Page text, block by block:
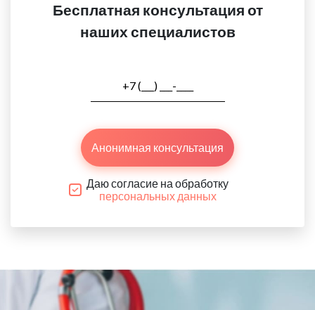
Бесплатная консультация от
наших специалистов
Анонимная консультация
Даю согласие на обработку
персональных данных